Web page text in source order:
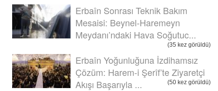
Erbaîn Sonrası Teknik Bakım
Mesaisi: Beynel-Haremeyn
Meydanı’ndaki Hava Soğutuc...
(35 kez görüldü)
Erbaîn Yoğunluğuna İzdihamsız
Çözüm: Harem-i Şerîf’te Ziyaretçi
Akışı Başarıyla ...
(50 kez görüldü)